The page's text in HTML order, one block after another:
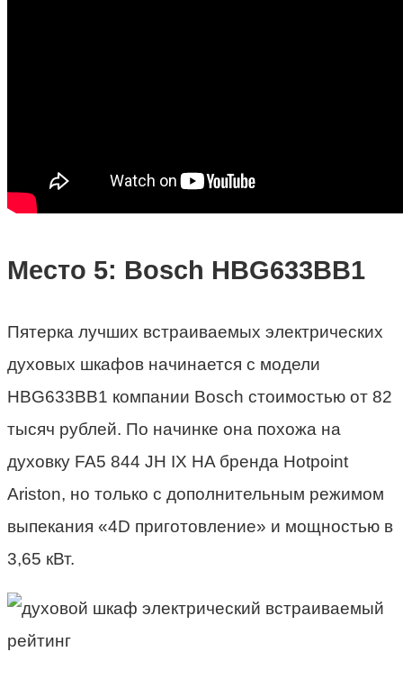
Место 5: Bosch HBG633BB1
Пятерка лучших встраиваемых электрических
духовых шкафов начинается с модели
HBG633BB1 компании Bosch стоимостью от 82
тысяч рублей. По начинке она похожа на
духовку FA5 844 JH IX HA бренда Hotpoint
Ariston, но только с дополнительным режимом
выпекания «4D приготовление» и мощностью в
3,65 кВт.